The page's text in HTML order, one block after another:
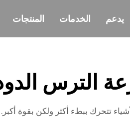
المنتجات الخدمات يدعم
الترس
ببطء أكثر ولكن بقوة